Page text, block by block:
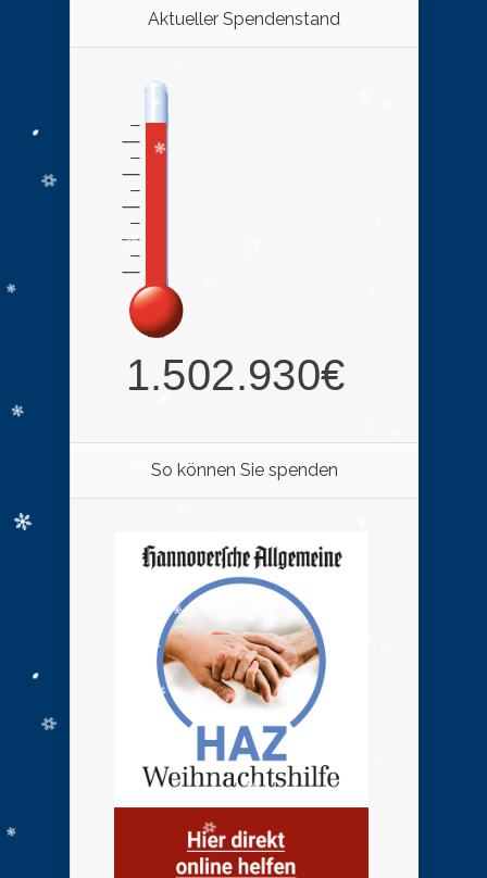
Aktueller Spendenstand
So können Sie spenden